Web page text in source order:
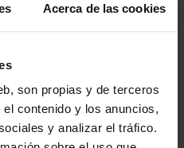
Acerca de las cookies
son propias y de terceros
contenido y los anuncios,
y analizar el tráfico.